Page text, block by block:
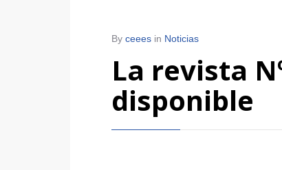
By ceees in Noticias
La revista
disponible